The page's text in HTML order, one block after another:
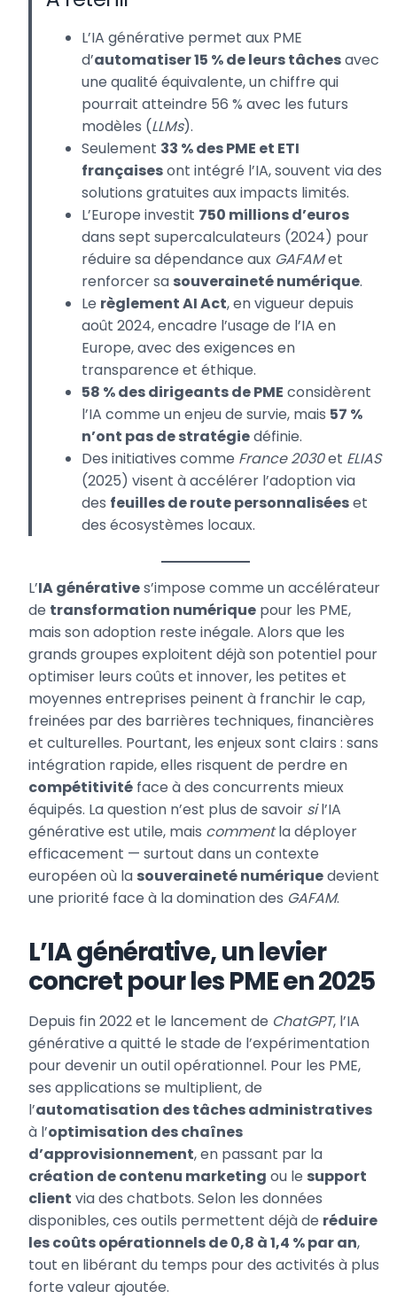
L’IA générative permet aux PME
d’automatiser 15 % de leurs tâchesavec
une qualité équivalente, un chiffre qui
pourrait atteindre 56 % avec les futurs
modèles (LLMs).
Seulement 33 % des PME et ETI
françaisesont intégré l’IA, souvent via des
solutions gratuites aux impacts limités.
L’Europe investit 750 millions d’euros
dans sept supercalculateurs (2024) pour
réduire sa dépendance aux GAFAMet
renforcer sa souveraineté numérique.
Le règlement AI Act, en vigueur depuis
août 2024, encadre l’usage de l’IA en
Europe, avec des exigences en
transparence et éthique.
58 % des dirigeants de PME considèrent
l’IA comme un enjeu de survie, mais 57 %
n’ont pas de stratégiedéfinie.
Des initiatives comme France 2030et ELIAS
(2025) visent à accélérer l’adoption via
des feuilles de route personnaliséeset
des écosystèmes locaux.
L’IA génératives’impose comme un accélérateur
de transformation numérique pour les PME,
mais son adoption reste inégale. Alors que les
grands groupes exploitent déjà son potentiel pour
optimiser leurs coûts et innover, les petites et
moyennes entreprises peinent à franchir le cap,
freinées par des barrières techniques, financières
et culturelles. Pourtant, les enjeux sont clairs : sans
intégration rapide, elles risquent de perdre en
compétitivité face à des concurrents mieux
équipés. La question n’est plus de savoir sil’IA
générative est utile, mais commentla déployer
efficacement — surtout dans un contexte
européen où la souveraineté numériquedevient
une priorité face à la domination des GAFAM.
L’IA générative, un levier
concret pour les PME en 2025
Depuis fin 2022 et le lancement de ChatGPT, l’IA
générative a quitté le stade de l’expérimentation
pour devenir un outil opérationnel. Pour les PME,
ses applications se multiplient, de
l’automatisation des tâches administratives
à l’optimisation des chaînes
d’approvisionnement, en passant par la
création de contenu marketing ou le support
client via des chatbots. Selon les données
disponibles, ces outils permettent déjà de réduire
les coûts opérationnels de 0,8 à 1,4 % par an,
tout en libérant du temps pour des activités à plus
forte valeur ajoutée.